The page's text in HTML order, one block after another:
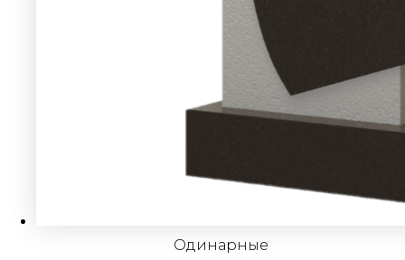
Одинарные